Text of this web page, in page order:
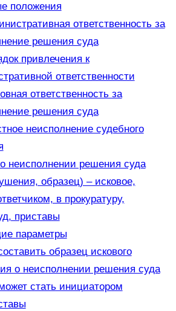
положения
ответственность за
решения суда
привлечения к
ответственности
ответственность за
решения суда
неисполнение судебного
неисполнении решения суда
образец) – исковое,
в прокуратуру,
приставы
параметры
образец искового
о неисполнении решения суда
стать инициатором